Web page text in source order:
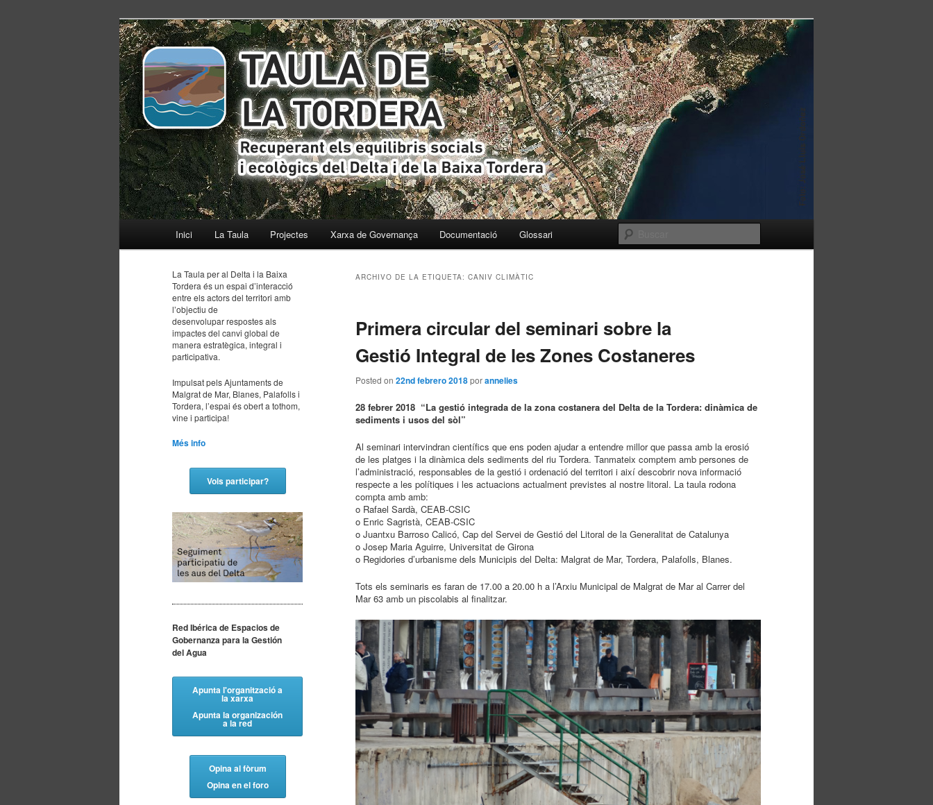
ISACC TorDelta
Recuperant els equilibris socials i ecològics del Delta i de la Baixa Tordera
Ir
contenido
principal
Ir
contenido
secundario
Inici La Taula Projectes Xarxa de Governança Documentació Glossari
ARCHIVO DE LA ETIQUETA: CANIV CLIMÀTIC
Primera circular del seminari sobre la
Gestió Integral de les Zones Costaneres
Posted on 22nd febrero 2018porannelies
28 febrer 2018 “La gestió integrada de la zona costanera del Delta de la Tordera: dinàmica de
sediments i usos del sòl”
Al seminari intervindran científics que ens poden ajudar a entendre millor que passa amb la erosió
de les platges i la dinàmica dels sediments del riu Tordera. Tanmateix comptem amb persones de
l’administració, responsables de la gestió i ordenació del territori i així descobrir nova informació
respecte a les polítiques i les actuacions actualment previstes al nostre litoral. La taula rodona
compta amb amb:
o Rafael Sardà, CEAB-CSIC
o Enric Sagristà, CEAB-CSIC
o Juantxu Barroso Calicó, Cap del Servei de Gestió del Litoral de la Generalitat de Catalunya
o Josep Maria Aguirre, Universitat de Girona
o Regidories d’urbanisme dels Municipis del Delta: Malgrat de Mar, Tordera, Palafolls, Blanes.
Tots els seminaris es faran de 17.00 a 20.00 h a l’Arxiu Municipal de Malgrat de Mar al Carrer del
Mar 63 amb un piscolabis al finalitzar.
La Taula per al Delta i la Baixa
Tordera és un espai d’interacció
entre els actors del territori amb
l’objectiu de
desenvolupar respostes als
impactes del canvi global de
manera estratègica, integral i
participativa.
Impulsat pels Ajuntaments de
Malgrat de Mar, Blanes, Palafolls i
Tordera, l’espai és obert a tothom,
vine i participa!
Més info
Vols participar?
Red Ibérica de Espacios de
Gobernanza para la Gestión
del Agua
Apunta l'organització a
la xarxa
Apunta la organización
a la red
Opina al fòrum
Opina en el foro